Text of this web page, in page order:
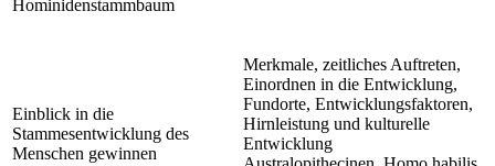
Hominidenstammbaum
Einblick in die
Stammesentwicklung des
Menschen gewinnen
Merkmale, zeitliches Auftreten,
Einordnen in die Entwicklung,
Fundorte, Entwicklungsfaktoren,
Hirnleistung und kulturelle
Entwicklung